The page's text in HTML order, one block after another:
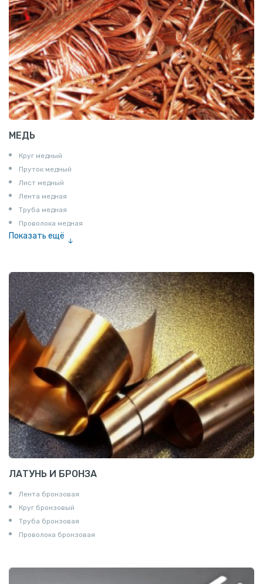
МЕДЬ
Круг медный
Пруток медный
Лист медный
Лента медная
Труба медная
Проволока медная
Показать ещё
ЛАТУНЬ И БРОНЗА
Лента бронзовая
Круг бронзовый
Труба бронзовая
Проволока бронзовая